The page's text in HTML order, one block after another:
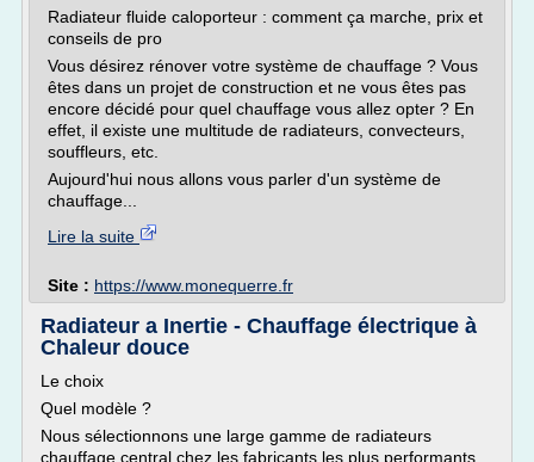
Radiateur fluide caloporteur : comment ça marche, prix et
conseils de pro
Vous désirez rénover votre système de chauffage ? Vous
êtes dans un projet de construction et ne vous êtes pas
encore décidé pour quel chauffage vous allez opter ? En
effet, il existe une multitude de radiateurs, convecteurs,
souffleurs, etc.
Aujourd'hui nous allons vous parler d'un système de
chauffage...
Lire la suite
Site : https://www.monequerre.fr
Radiateur a Inertie - Chauffage électrique à
Chaleur douce
Le choix
Quel modèle ?
Nous sélectionnons une large gamme de radiateurs
chauffage central chez les fabricants les plus performants